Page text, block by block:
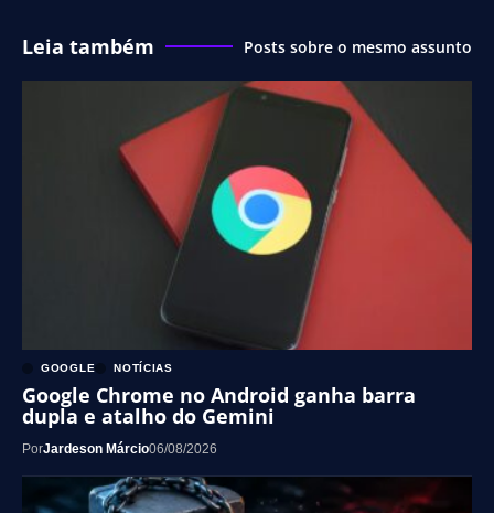
Leia também Posts sobre o mesmo assunto
GOOGLE NOTÍCIAS
Google Chrome no Android ganha barra
dupla e atalho do Gemini
PorJardeson Márcio06/08/2026